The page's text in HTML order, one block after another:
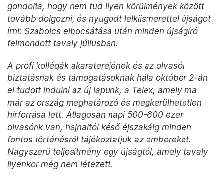
gondolta, hogy nem tud ilyen körülmények között
tovább dolgozni, és nyugodt lelkiismerettel újságot
írni: Szabolcs elbocsátása után minden újságíró
felmondott tavaly júliusban.
A profi kollégák akaraterejének és az olvasói
biztatásnak és támogatásoknak hála október 2-án
el tudott indulni az új lapunk, a Telex, amely ma
már az ország meghatározó és megkerülhetetlen
hírforrása lett. Átlagosan napi 500-600 ezer
olvasónk van, hajnaltól késő éjszakáig minden
fontos történésről tájékoztatjuk az embereket.
Nagyszerű teljesítmény egy újságtól, amely tavaly
ilyenkor még nem létezett.